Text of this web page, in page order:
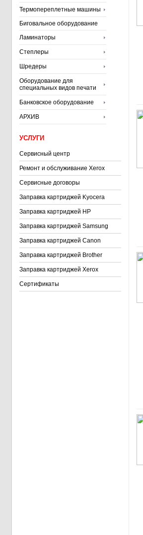
Термопереплетные машины
Биговальное оборудование
Ламинаторы
Степлеры
Шредеры
Оборудование для
специальных видов печати
Банковское оборудование
АРХИВ
УСЛУГИ
Сервисный центр
Ремонт и обслуживание Xerox
Сервисные договоры
Заправка картриджей Kyocera
Заправка картриджей HP
Заправка картриджей Samsung
Заправка картриджей Canon
Заправка картриджей Brother
Заправка картриджей Xerox
Сертификаты